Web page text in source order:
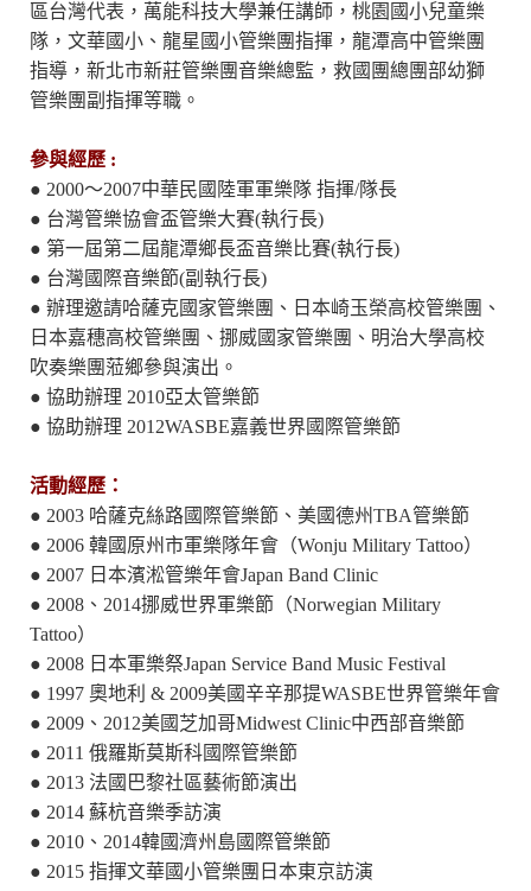
區台灣代表，萬能科技大學兼任講師，桃園國小兒童樂
隊，文華國小、龍星國小管樂團指揮，龍潭高中管樂團
指導，新北市新莊管樂團音樂總監，救國團總團部幼獅
管樂團副指揮等職。
參與經歷 :
● 2000～2007中華民國陸軍軍樂隊 指揮/隊長
● 台灣管樂協會盃管樂大賽(執行長)
● 第一屆第二屆龍潭鄉長盃音樂比賽(執行長)
● 台灣國際音樂節(副執行長)
● 辦理邀請哈薩克國家管樂團、日本崎玉榮高校管樂團、
日本嘉穗高校管樂團、挪威國家管樂團、明治大學高校
吹奏樂團蒞鄉參與演出。
● 協助辦理 2010亞太管樂節
● 協助辦理 2012WASBE嘉義世界國際管樂節
活動經歷：
● 2003 哈薩克絲路國際管樂節、美國德州TBA管樂節
● 2006 韓國原州市軍樂隊年會（Wonju Military Tattoo）
● 2007 日本濱淞管樂年會Japan Band Clinic
● 2008、2014挪威世界軍樂節（Norwegian Military
Tattoo）
● 2008 日本軍樂祭Japan Service Band Music Festival
● 1997 奧地利 & 2009美國辛辛那提WASBE世界管樂年會
● 2009、2012美國芝加哥Midwest Clinic中西部音樂節
● 2011 俄羅斯莫斯科國際管樂節
● 2013 法國巴黎社區藝術節演出
● 2014 蘇杭音樂季訪演
● 2010、2014韓國濟州島國際管樂節
● 2015 指揮文華國小管樂團日本東京訪演